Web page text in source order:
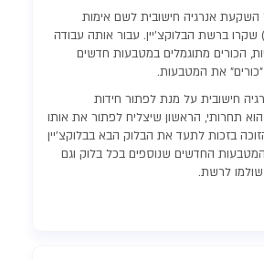
השקעת אנרגיה חישובית לשם אימות
שקרו ברשת הבלוקצ'יין. עבור אותה עבודה
הכורים מתוגמלים במטבעות חדשים
את המטבעות.
חישובית על מנת לפתור חידות
תחרותי, הראשון שיצליח לפתור את אותו
בזכות לתעד את הבלוק הבא בבלוקצ'יין
המטבעות החדשים שנוספים בכל בלוק וגם
לרשת.